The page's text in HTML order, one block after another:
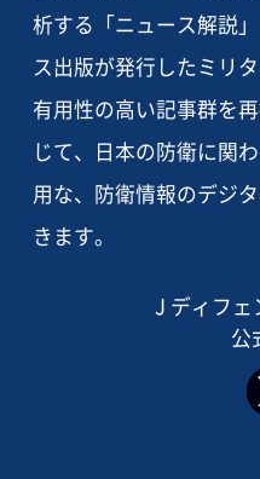
析する「ニュース解説
ス出版が発行したミリ
有用性の高い記事群を
じて、日本の防衛に関
用な、防衛情報のデジ
きます。
J ディフェ
公